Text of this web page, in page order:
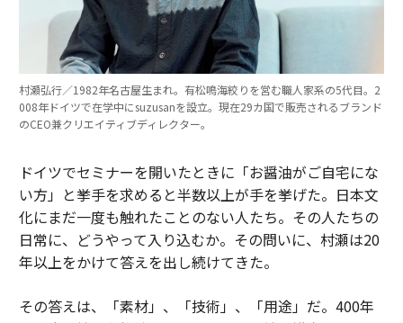
村瀬弘行／1982年名古屋生まれ。有松鳴海絞りを営む職人家系の5代目。2
008年ドイツで在学中にsuzusanを設立。現在29カ国で販売されるブランド
のCEO兼クリエイティブディレクター。
ドイツでセミナーを開いたときに「お醤油がご自宅にな
い方」と挙手を求めると半数以上が手を挙げた。日本文
化にまだ一度も触れたことのない人たち。その人たちの
日常に、どうやって入り込むか。その問いに、村瀬は20
年以上をかけて答えを出し続けてきた。
その答えは、「素材」、「技術」、「用途」だ。400年